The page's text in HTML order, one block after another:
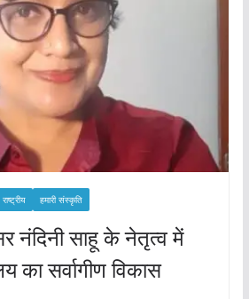
राष्ट्रीय हमारी संस्कृति
नंदिनी साहू के नेतृत्व में
का सर्वागीण विकास